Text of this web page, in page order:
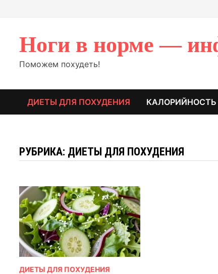
Ноги в норме —
Поможем похудеть!
ДИЕТЫ ДЛЯ ПОХУДЕНИЯ КАЛОРИЙНОСТЬ
РУБРИКА: ДИЕТЫ ДЛЯ ПОХУДЕНИЯ
ДИЕТЫ ДЛЯ ПОХУДЕНИЯ